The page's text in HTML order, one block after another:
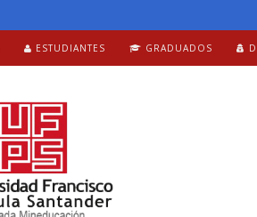
ESTUDIANTES GRADUADOS